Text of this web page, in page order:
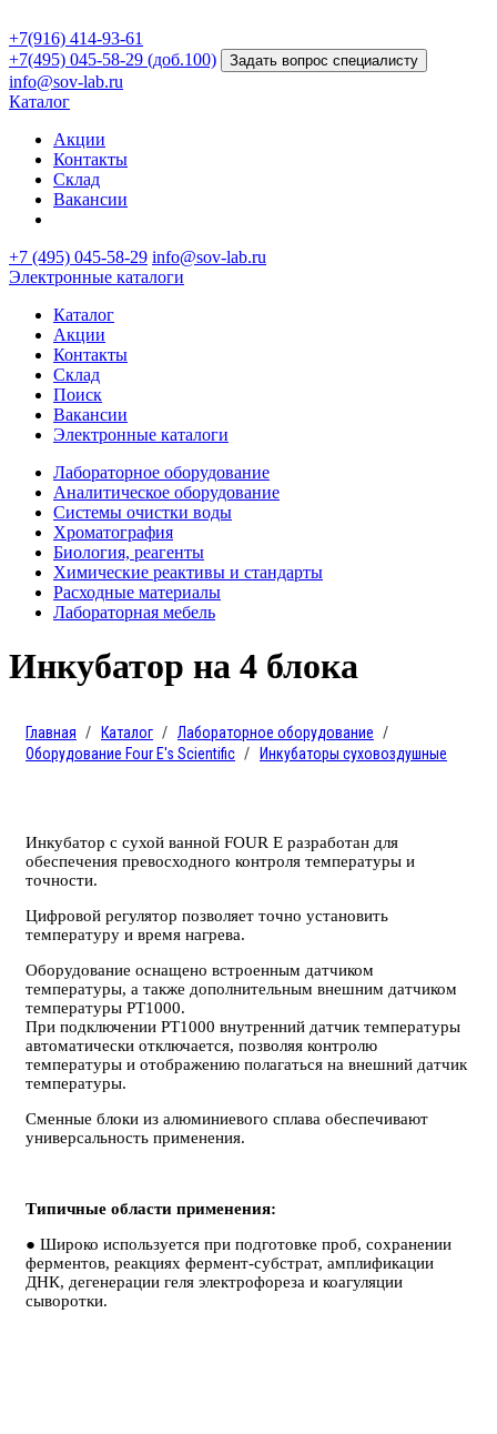
+7(916) 414-93-61
+7(495) 045-58-29 (доб.100)
Задать вопрос специалисту
info@sov-lab.ru
Каталог
Акции
Контакты
Склад
Вакансии
+7 (495) 045-58-29 info@sov-lab.ru
Электронные каталоги
Каталог
Акции
Контакты
Склад
Поиск
Вакансии
Электронные каталоги
Лабораторное оборудование
Аналитическое оборудование
Системы очистки воды
Хроматография
Биология, реагенты
Химические реактивы и стандарты
Расходные материалы
Лабораторная мебель
Инкубатор на 4 блока
Главная Каталог
Лабораторное оборудование
Оборудование Four E's Scientific
Инкубаторы суховоздушные
Инкубатор с сухой ванной FOUR E разработан для
обеспечения превосходного контроля температуры и
точности.
Цифровой регулятор позволяет точно установить
температуру и время нагрева.
Оборудование оснащено встроенным датчиком
температуры, а также дополнительным внешним датчиком
температуры PT1000.
При подключении PT1000 внутренний датчик температуры
автоматически отключается, позволяя контролю
температуры и отображению полагаться на внешний датчик
температуры.
Сменные блоки из алюминиевого сплава обеспечивают
универсальность применения.
Типичные области применения:
● Широко используется при подготовке проб, сохранении
ферментов, реакциях фермент-субстрат, амплификации
ДНК, дегенерации геля электрофореза и коагуляции
сыворотки.